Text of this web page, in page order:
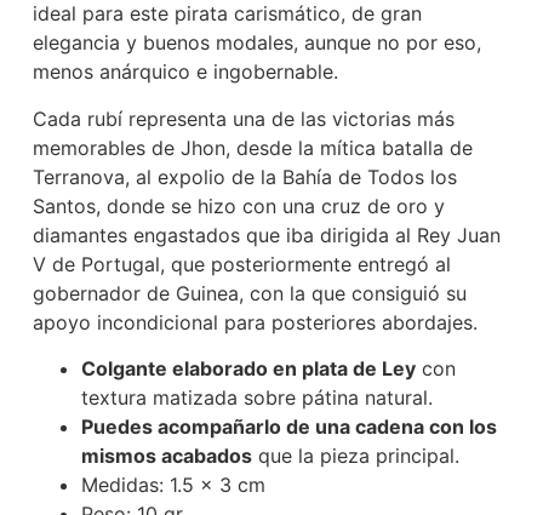
ideal para este pirata carismático, de gran
elegancia y buenos modales, aunque no por eso,
menos anárquico e ingobernable.
Cada rubí representa una de las victorias más
memorables de Jhon, desde la mítica batalla de
Terranova, al expolio de la Bahía de Todos los
Santos, donde se hizo con una cruz de oro y
diamantes engastados que iba dirigida al Rey Juan
V de Portugal, que posteriormente entregó al
gobernador de Guinea, con la que consiguió su
apoyo incondicional para posteriores abordajes.
Colgante elaborado en plata de Leycon
textura matizada sobre pátina natural.
Puedes acompañarlo de una cadena con los
mismos acabadosque la pieza principal.
Medidas: 1.5 x 3 cm